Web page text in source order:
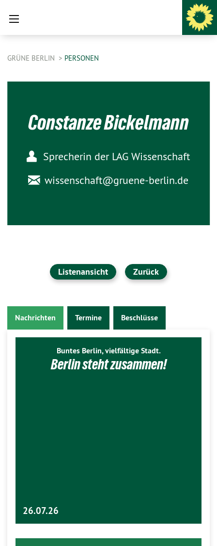
GRÜNE BERLIN PERSONEN
Constanze Bickelmann
Sprecherin der LAG Wissenschaft
wissenschaft@gruene-berlin.de
Listenansicht Zurück
Nachrichten Termine Beschlüsse
Buntes Berlin, vielfältige Stadt.
Berlin steht zusammen!
26.07.26